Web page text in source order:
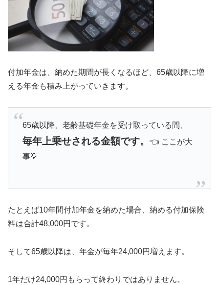
付加年金は、納めた期間が長くなるほど、65歳以降に増
える年金も積み上がっていきます。
65歳以降、老齢基礎年金を受け取っている間、
毎年上乗せされる金額です。
👈 ここが大
事💡
たとえば10年間付加年金を納めた場合、納める付加保険
料は合計48,000円です。
そして65歳以降は、年金が毎年24,000円増えます。
1年だけ24,000円もらって終わりではありません。